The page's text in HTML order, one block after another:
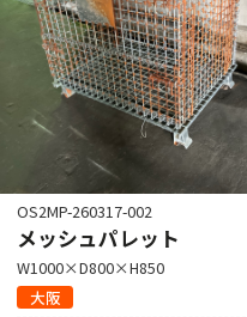
OS2MP-260317-002
メッシュパレット
W1000×D800×H850
大阪